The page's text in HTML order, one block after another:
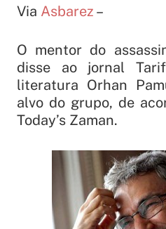
Via Asbarez –
O mentor do
disse ao jornal
literatura Orhan
alvo do grupo, de
Today’s Zaman.